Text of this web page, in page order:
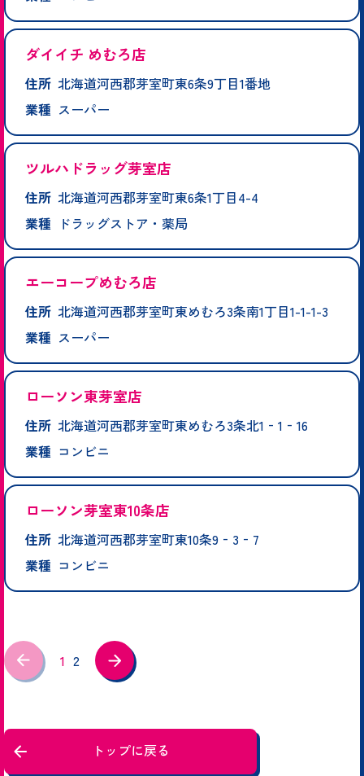
ダイイチ めむろ店
住所 北海道河西郡芽室町東6条9丁目1番地
業種 スーパー
ツルハドラッグ芽室店
住所 北海道河西郡芽室町東6条1丁目4-4
業種
ドラッグストア・薬局
エーコープめむろ店
住所 北海道河西郡芽室町東めむろ3条南1丁目1-1-1-3
業種 スーパー
ローソン東芽室店
住所 北海道河西郡芽室町東めむろ3条北1‐1‐16
業種 コンビニ
ローソン芽室東10条店
住所 北海道河西郡芽室町東10条9‐3‐7
業種 コンビニ
1 2
トップに戻る